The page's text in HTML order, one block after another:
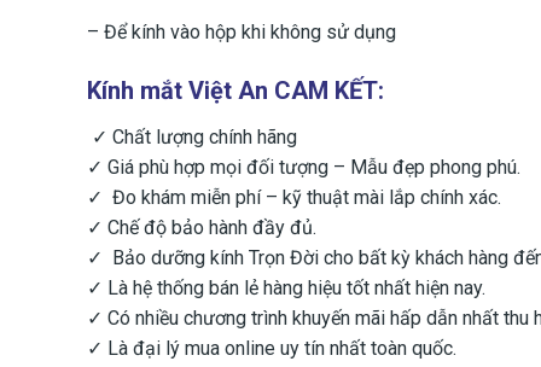
– ​Để kính vào hộp khi không sử dụng
Kính mắt Việt An CAM KẾT:
✓ Chất lượng chính hãng
✓ Giá phù hợp mọi đối tượng – Mẫu đẹp phong phú.
✓ Đo khám miễn phí – kỹ thuật mài lắp chính xác.
✓ Chế độ bảo hành đầy đủ.
✓ Bảo dưỡng kính Trọn Đời cho bất kỳ khách hàng
✓ Là hệ thống bán lẻ hàng hiệu tốt nhất hiện nay.
✓ Có nhiều chương trình khuyến mãi hấp dẫn nhất thu
✓ Là đại lý mua online uy tín nhất toàn quốc.